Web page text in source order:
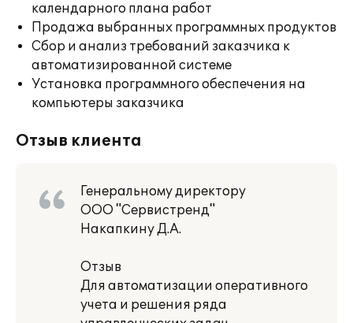
календарного плана работ
Продажа выбранных программных продуктов
Сбор и анализ требований заказчика к
автоматизированной системе
Установка программного обеспечения на
компьютеры заказчика
Отзыв клиента
Генеральному директору
ООО "Сервистренд"
Накапкину Д.А.
Отзыв
Для автоматизации оперативного
учета и решения ряда